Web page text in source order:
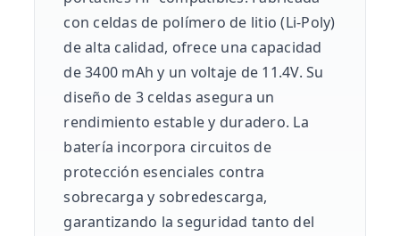
con celdas de polímero de litio (Li-Poly)
de alta calidad, ofrece una capacidad
de 3400 mAh y un voltaje de 11.4V. Su
diseño de 3 celdas asegura un
rendimiento estable y duradero. La
batería incorpora circuitos de
protección esenciales contra
sobrecarga y sobredescarga,
garantizando la seguridad tanto del